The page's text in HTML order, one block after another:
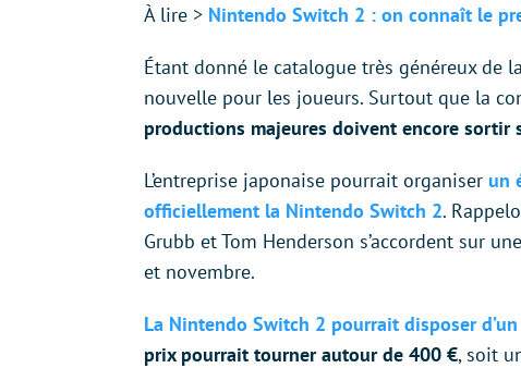
À lire > Nintendo Switch 2 : on connaît le
Étant donné le catalogue très généreux de
nouvelle pour les joueurs. Surtout que la
productions majeures doivent encore sortir
L’entreprise japonaise pourrait organiser un
officiellement la Nintendo Switch 2.
Grubb et Tom Henderson s’accordent sur
et novembre.
La Nintendo Switch 2 pourrait disposer
prix pourrait tourner autour de 400 €, soit